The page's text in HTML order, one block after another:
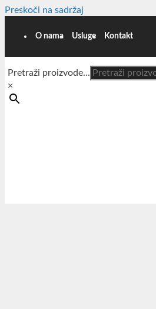
Preskoči na sadržaj
O nama Usluge Kontakt
Pretraži proizvode...
×